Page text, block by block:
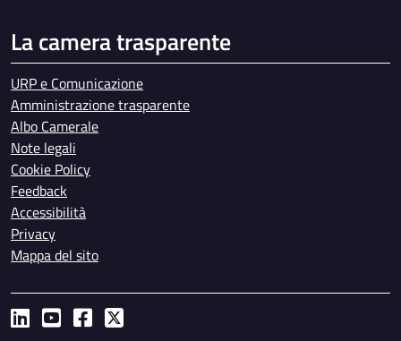
La camera trasparente
URP e Comunicazione
Amministrazione trasparente
Albo Camerale
Note legali
Cookie Policy
Feedback
Accessibilità
Privacy
Mappa del sito